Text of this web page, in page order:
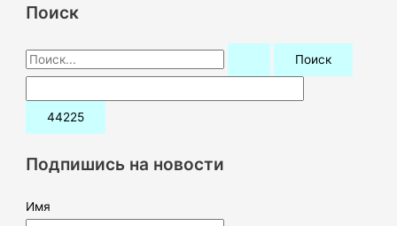
Поиск
П
о
и
:Подпишись на новости
Имя